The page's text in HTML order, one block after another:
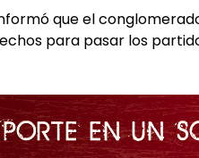
que el
para pasar los